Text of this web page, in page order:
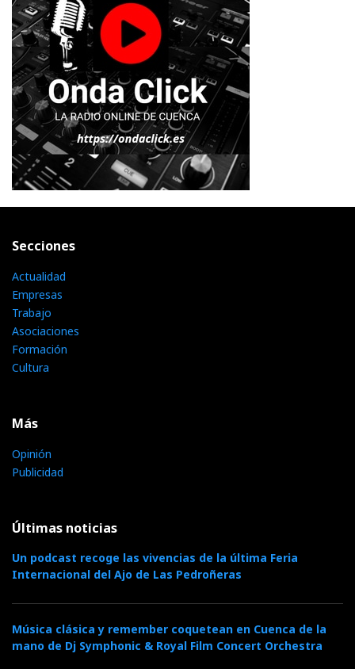
Secciones
Actualidad
Empresas
Trabajo
Asociaciones
Formación
Cultura
Más
Opinión
Publicidad
Últimas noticias
Un podcast recoge las vivencias de la última Feria
Internacional del Ajo de Las Pedroñeras
Música clásica y remember coquetean en Cuenca de la
mano de Dj Symphonic & Royal Film Concert Orchestra